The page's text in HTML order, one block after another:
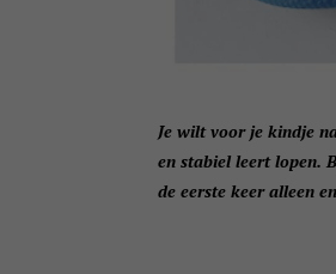
Je wilt voor je kindje
en stabiel leert lopen.
de eerste keer alleen